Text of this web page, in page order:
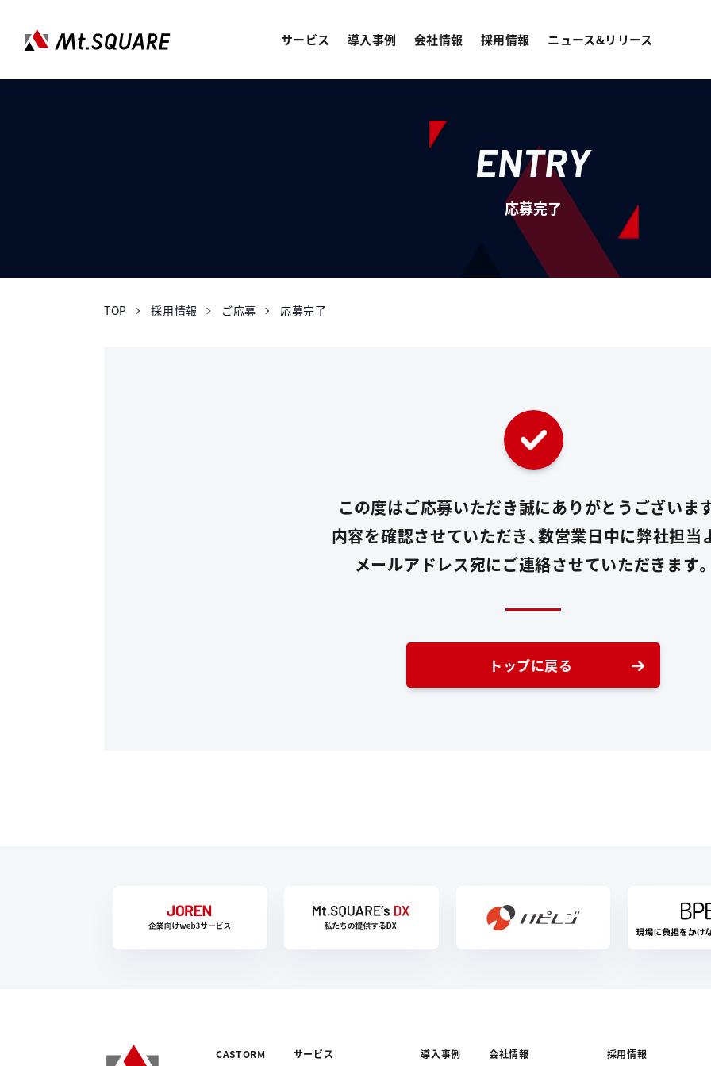
サービス 導入事例 会社情報 採用情報 ニュース&リリース
ENTRY
応募完了
TOP 採用情報 ご応募 応募完了
この度はご応募いただき誠にありがとうございます
内容を確認させていただき、数営業日中に弊社担当
メールアドレス宛にご連絡させていただきます。
トップに戻る
JOREN
ABOUT US
会社情報
CASTORM サービス 導入事例 会社情報 採用情報